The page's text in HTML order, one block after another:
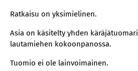
Ratkaisu on yksimielinen.
Asia on käsitelty yhden
lautamiehen kokoonpanossa.
Tuomio ei ole lainvoimainen.